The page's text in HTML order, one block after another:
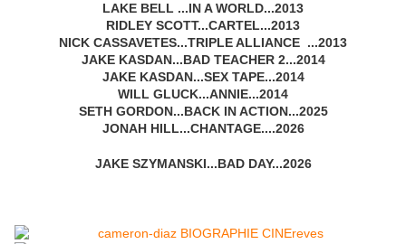
LAKE BELL ...IN A WORLD...2013
RIDLEY SCOTT...CARTEL...2013
NICK CASSAVETES...TRIPLE ALLIANCE ...2013
JAKE KASDAN...BAD TEACHER 2...2014
JAKE KASDAN...SEX TAPE...2014
WILL GLUCK...ANNIE...2014
SETH GORDON...BACK IN ACTION...2025
JONAH HILL...CHANTAGE....2026
JAKE SZYMANSKI...BAD DAY...2026